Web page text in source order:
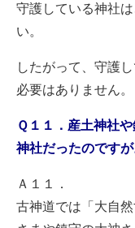
守護している神社
い。
したがって、守護
必要はありません。
Ｑ１１．産土神社
神社だったのですが
Ａ１１．
古神道では「大自